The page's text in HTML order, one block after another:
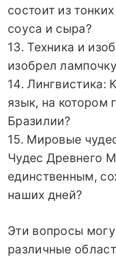
состоит из
соуса и сыра?
13. Техника и
изобрел
14. Лингвистика:
язык, на котором
Бразилии?
15. Мировые
Чудес Древнего
единственным,
наших дней?
Эти вопросы
различные